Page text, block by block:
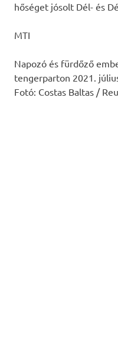
hőséget jósolt Dél- és
MTI
Napozó és fürdőző
tengerparton 2021.
Fotó: Costas Baltas /